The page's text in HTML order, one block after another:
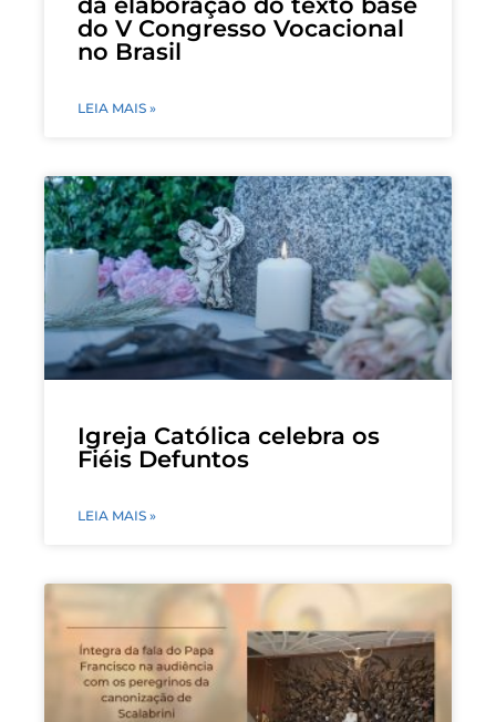
do V Congresso Vocacional
no Brasil
LEIA MAIS »
Igreja Católica celebra os
Fiéis Defuntos
LEIA MAIS »